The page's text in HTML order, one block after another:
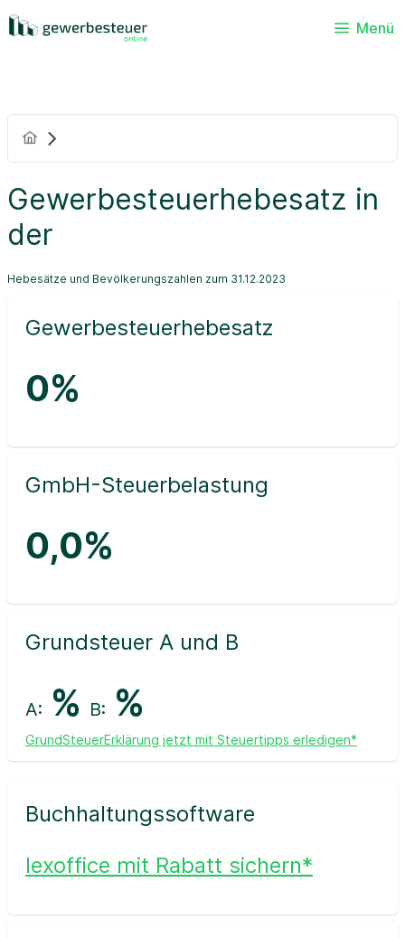
Menü
Gewerbesteuerhebesatz in
der
Hebesätze und Bevölkerungszahlen zum 31.12.2023
Gewerbesteuerhebesatz
0%
GmbH-Steuerbelastung
0,0%
Grundsteuer A und B
A: % B: %
GrundSteuerErklärung jetzt mit Steuertipps erledigen*
Buchhaltungssoftware
lexoffice mit Rabatt sichern*